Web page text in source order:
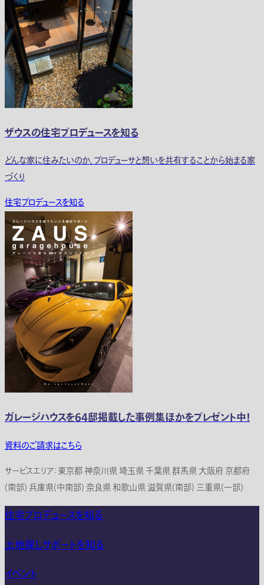
ザウスの住宅プロデュースを知る
どんな家に住みたいのか、プロデューサと想いを共有することから始まる家
づくり
住宅プロデュースを知る
ガレージハウスを64邸掲載した事例集ほかをプレゼント中！
資料のご請求はこちら
サービスエリア：東京都 神奈川県 埼玉県 千葉県 群馬県 大阪府 京都府
(南部) 兵庫県(中南部) 奈良県 和歌山県 滋賀県(南部) 三重県(一部)
住宅プロデュースを知る
土地探しサポートを知る
イベント